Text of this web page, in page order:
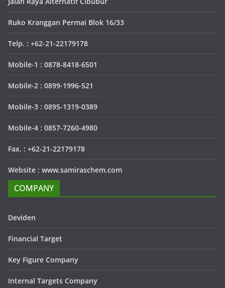
Ruko Kranggan Permai Blok 16/33
Telp. : +62-21-22179178
Mobile-1 : 0878-8418-6501
Mobile-2 : 0899-1996-521
Mobile-3 : 0895-1319-0389
Mobile-4 : 0857-7260-4980
Fax. : +62-21-22179178
Website : www.samiraschem.com
COMPANY
Deviden
Financial Target
Key Figure Company
Internal Targets Company